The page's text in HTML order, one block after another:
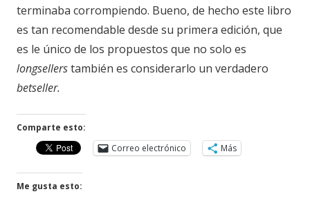
terminaba corrompiendo. Bueno, de hecho este libro
es tan recomendable desde su primera edición, que
es le único de los propuestos que no solo es
longsellerstambién es considerarlo un verdadero
betseller.
Comparte esto:
Correo electrónico
Más
Me gusta esto: